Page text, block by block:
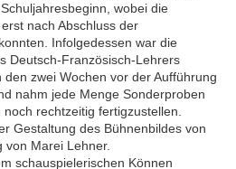
wobei die
nach Abschluss der
Infolgedessen war die
Deutsch-Französisch-Lehrers
zwei Wochen vor der Aufführung
nahm jede Menge Sonderproben
rechtzeitig fertigzustellen.
Gestaltung des Bühnenbildes von
von Marei Lehner.
schauspielerischen Können